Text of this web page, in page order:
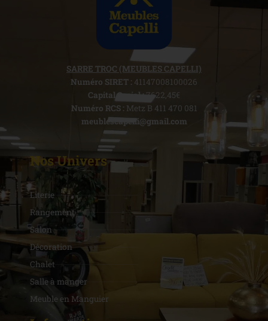
SARRE TROC (MEUBLES CAPELLI)
Numéro SIRET : 41147008100026
Capital Social :7622,45€
Numéro RCS : Metz B 411 470 081
meublescapelli@gmail.com
Nos Univers
Literie
Rangement
Salon
Décoration
Chalet
Salle à manger
Meuble en Manguier